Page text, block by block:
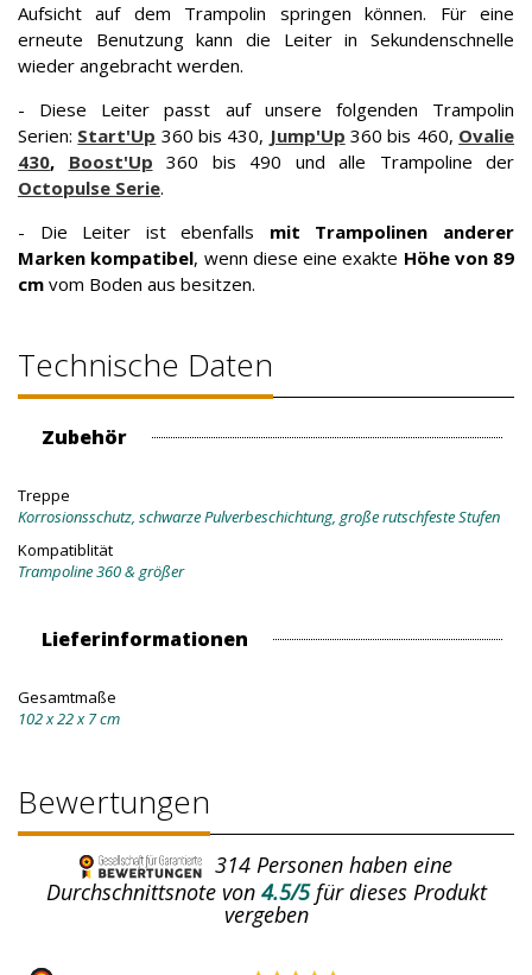
Aufsicht auf dem Trampolin springen können. Für eine
erneute Benutzung kann die Leiter in Sekundenschnelle
wieder angebracht werden.
- Diese Leiter passt auf unsere folgenden Trampolin
Serien: Start'Up 360 bis 430, Jump'Up 360 bis 460, Ovalie
430, Boost'Up 360 bis 490 und alle Trampoline der
Octopulse Serie.
- Die Leiter ist ebenfalls mit Trampolinen anderer
Marken kompatibel, wenn diese eine exakte Höhe von 89
cm vom Boden aus besitzen.
Technische Daten
Zubehör
Treppe
Korrosionsschutz, schwarze Pulverbeschichtung, große rutschfeste Stufen
Kompatiblität
Trampoline 360 & größer
Lieferinformationen
Gesamtmaße
102 x 22 x 7 cm
Bewertungen
314 Personen haben eine
Durchschnittsnote von4.5/5für dieses Produkt
vergeben